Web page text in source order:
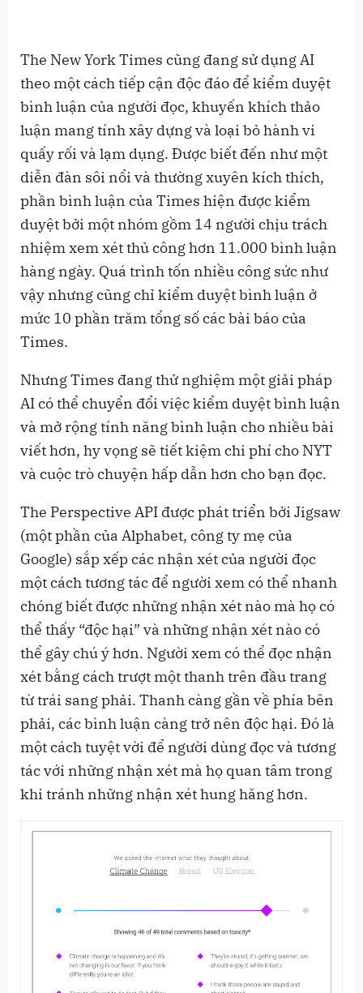
The New York Times cũng đang sử dụng AI
theo một cách tiếp cận độc đáo để kiểm duyệt
bình luận của người đọc, khuyến khích thảo
luận mang tính xây dựng và loại bỏ hành vi
quấy rối và lạm dụng. Được biết đến như một
diễn đàn sôi nổi và thường xuyên kích thích,
phần bình luận của Times hiện được kiểm
duyệt bởi một nhóm gồm 14 người chịu trách
nhiệm xem xét thủ công hơn 11.000 bình luận
hàng ngày. Quá trình tốn nhiều công sức như
vậy nhưng cũng chỉ kiểm duyệt bình luận ở
mức 10 phần trăm tổng số các bài báo của
Times.
Nhưng Times đang thử nghiệm một giải pháp
AI có thể chuyển đổi việc kiểm duyệt bình luận
và mở rộng tính năng bình luận cho nhiều bài
viết hơn, hy vọng sẽ tiết kiệm chi phí cho NYT
và cuộc trò chuyện hấp dẫn hơn cho bạn đọc.
The Perspective API được phát triển bởi Jigsaw
(một phần của Alphabet, công ty mẹ của
Google) sắp xếp các nhận xét của người đọc
một cách tương tác để người xem có thể nhanh
chóng biết được những nhận xét nào mà họ có
thể thấy “độc hại” và những nhận xét nào có
thể gây chú ý hơn. Người xem có thể đọc nhận
xét bằng cách trượt một thanh trên đầu trang
từ trái sang phải. Thanh càng gần về phía bên
phải, các bình luận càng trở nên độc hại. Đó là
một cách tuyệt vời để người dùng đọc và tương
tác với những nhận xét mà họ quan tâm trong
khi tránh những nhận xét hung hăng hơn.